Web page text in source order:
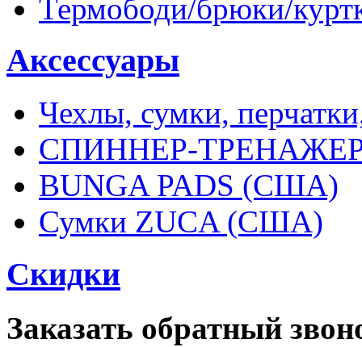
Термободи/брюки/
Аксессуары
Чехлы, сумки,
СПИННЕР-ТРЕНАЖЕР
BUNGA PADS (США)
Сумки ZUCA (США)
Скидки
Заказать обратный